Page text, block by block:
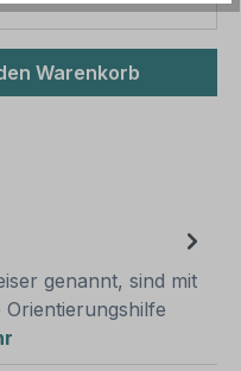
Warenkorb
genannt, sind mit